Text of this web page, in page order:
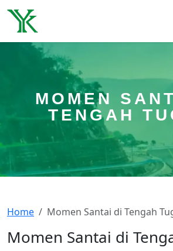
MOMEN
TENGAH
Home Momen Santai di Tengah
Momen Santai di